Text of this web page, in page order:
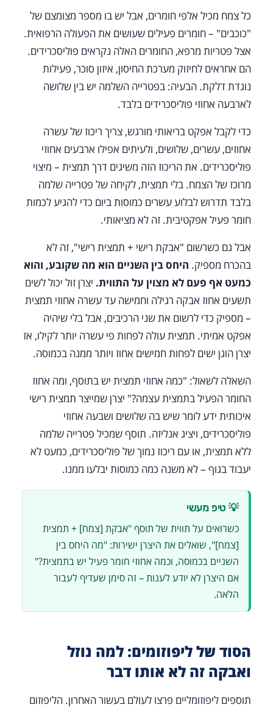
כל צמח מכיל אלפי חומרים, אבל יש בו מספר מצומצם של
"כוכבים" – חומרים פעילים שעושים את הפעולה הרפואית.
אצל פטריות מרפא, החומרים האלה נקראים פוליסכרידים.
הם אחראים לחיזוק מערכת החיסון, איזון סוכר, פעילות
נוגדת דלקת. הבעיה: בפטרייה השלמה יש בין שלושה
לארבעה אחוזי פוליסכרידים בלבד.
כדי לקבל אפקט בריאותי מורגש, צריך ריכוז של עשרה
אחוזים, עשרים, שלושים, ולעיתים אפילו ארבעים אחוזי
פוליסכרידים. את הריכוז הזה משיגים דרך תמצית – מיצוי
מרוכז של הצמח. בלי תמצית, לקיחה של פטרייה שלמה
בלבד תדרוש לבלוע עשרים כמוסות ביום כדי להגיע לכמות
חומר פעיל אפקטיבית. זה לא מציאותי.
אבל גם כשרשום "אבקת רישי + תמצית רישי", זה לא
בהכרח מספיק. היחס בין השניים הוא מה שקובע, והוא
כמעט אף פעם לא מצוין על התווית. יצרן זול יכול לשים
תשעים אחוז אבקה רגילה וחמישה עד עשרה אחוזי תמצית
– מספיק כדי לרשום את שני הרכיבים, אבל בלי שיהיה
אפקט אמיתי. תמצית עולה לפחות פי עשרה יותר לקילו, אז
יצרן הוגן ישים לפחות חמישים אחוז ויותר ממנה בכמוסה.
השאלה לשאול: "כמה אחוזי תמצית יש בתוסף, ומה אחוז
החומר הפעיל בתמצית עצמה?" יצרן שמייצר תמצית רישי
איכותית ידע לומר שיש בה שלושים ושבעה אחוזי
פוליסכרידים, ויציג אנליזה. תוסף שמכיל פטרייה שלמה
ללא תמצית, או עם ריכוז נמוך של פוליסכרידים, כמעט לא
יעבוד בגוף – לא משנה כמה כמוסות יבלעו ממנו.
💡 טיפ מעשי
כשרואים על תווית של תוסף "אבקת [צמח] + תמצית
[צמח]", שואלים את היצרן ישירות: "מה היחס בין
השניים בכמוסה, וכמה אחוזי חומר פעיל יש בתמצית?"
אם היצרן לא יודע לענות – זה סימן שעדיף לעבור
הלאה.
הסוד של ליפוזומים: למה נוזל
ואבקה זה לא אותו דבר
תוספים ליפוזומליים פרצו לעולם בעשור האחרון. הליפוזום